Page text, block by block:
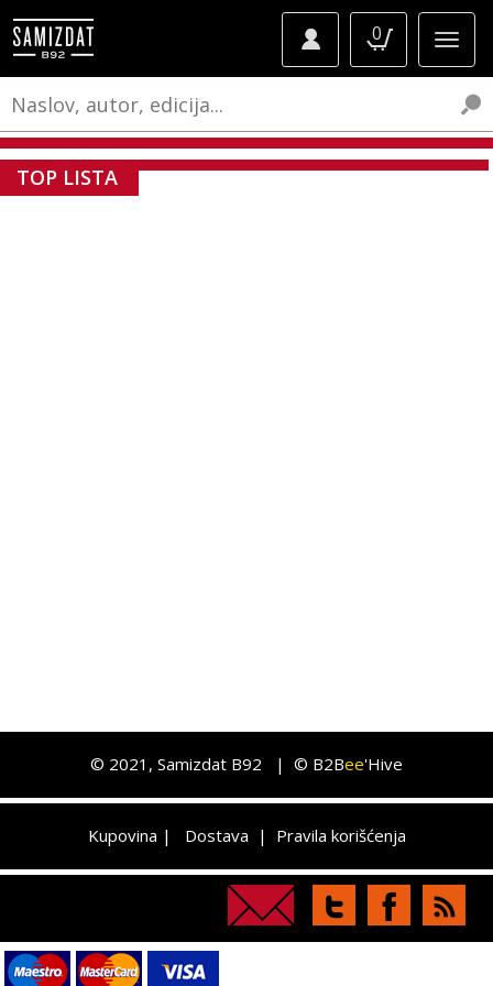
0
TOP LISTA
© 2021 , Samizdat B92 | © B2Bee'Hive
Kupovina | Dostava | Pravila korišćenja